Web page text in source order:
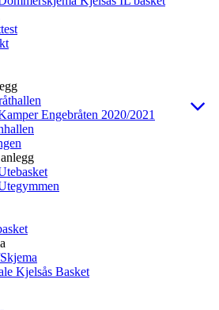
Engebråten 2020/2021
Kjelsås Basket